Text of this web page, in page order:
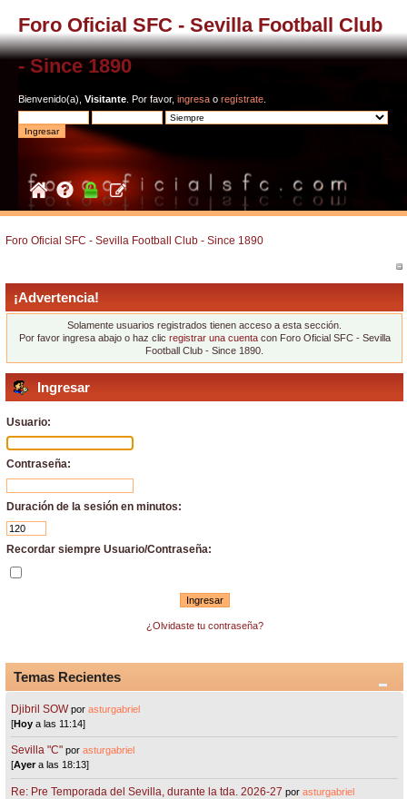
Foro Oficial SFC - Sevilla Football Club
- Since 1890
Bienvenido(a), Visitante . Por favor, ingresa o regístrate
Foro Oficial SFC - Sevilla Football Club - Since 1890
¡Advertencia!
Solamente usuarios registrados tienen acceso a esta sección.
Por favor ingresa abajo o haz clic registrar una cuentacon Foro Oficial SFC - Sevilla
Football Club - Since 1890.
Ingresar
Usuario:
Contraseña:
Duración de la sesión en minutos:
Recordar siempre Usuario/Contraseña:
¿Olvidaste tu contraseña?
Temas Recientes
Djibril SOW porasturgabriel
[Hoy a las 11:14]
Sevilla "C"porasturgabriel
[Ayera las 18:13]
Re: Pre Temporada del Sevilla, durante la tda. 2026-27 porasturgabriel